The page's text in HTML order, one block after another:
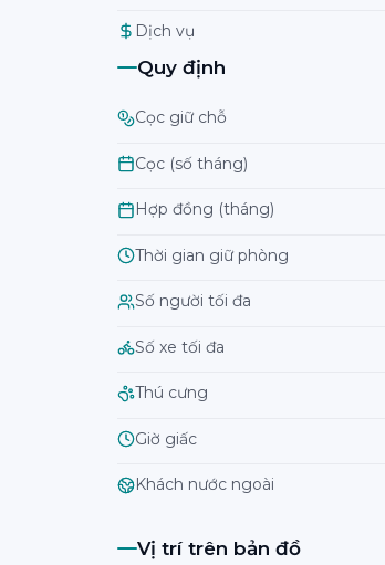
Dịch vụ
Quy định
Cọc giữ chỗ
Cọc (số tháng)
Hợp đồng (tháng)
Thời gian giữ phòng
Số người tối đa
Số xe tối đa
Thú cưng
Giờ giấc
Khách nước ngoài
Vị trí trên bản đồ